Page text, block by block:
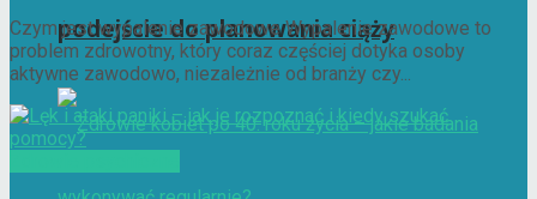
podejście do planowania ciąży
Czym jest wypalenie zawodowe Wypalenie zawodowe to
problem zdrowotny, który coraz częściej dotyka osoby
aktywne zawodowo, niezależnie od branży czy...